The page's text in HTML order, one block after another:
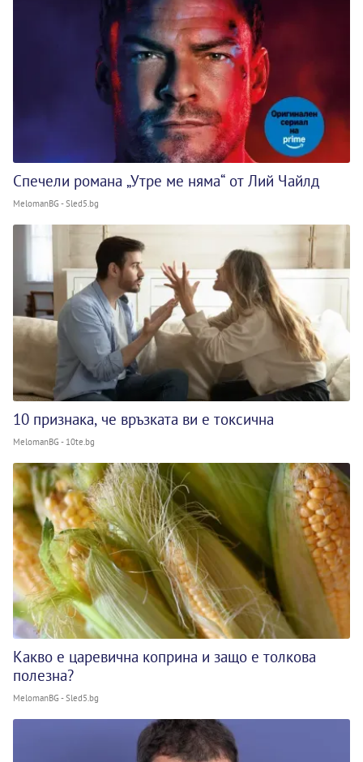
Спечели романа „Утре ме няма“ от Лий Чайлд
MelomanBG - Sled5.bg
10 признака, че връзката ви е токсична
MelomanBG - 10te.bg
Какво е царевична коприна и защо е толкова
полезна?
MelomanBG - Sled5.bg